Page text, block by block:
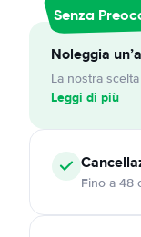
Senza
Noleggia
La nostra
Leggi di più
Fino a 48